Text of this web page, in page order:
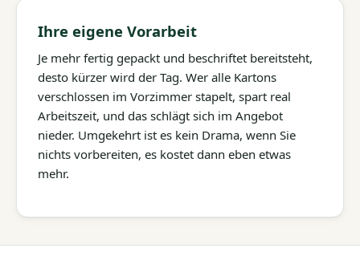
Ihre eigene Vorarbeit
Je mehr fertig gepackt und beschriftet bereitsteht,
desto kürzer wird der Tag. Wer alle Kartons
verschlossen im Vorzimmer stapelt, spart real
Arbeitszeit, und das schlägt sich im Angebot
nieder. Umgekehrt ist es kein Drama, wenn Sie
nichts vorbereiten, es kostet dann eben etwas
mehr.